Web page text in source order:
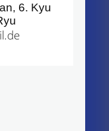
6. Kyu